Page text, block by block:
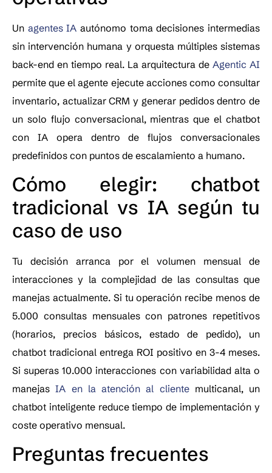
Un agentes IA autónomo toma decisiones intermedias
sin intervención humana y orquesta múltiples sistemas
back-end en tiempo real. La arquitectura de Agentic AI
permite que el agente ejecute acciones como consultar
inventario, actualizar CRM y generar pedidos dentro de
un solo flujo conversacional, mientras que el chatbot
con IA opera dentro de flujos conversacionales
predefinidos con puntos de escalamiento a humano.
Cómo elegir: chatbot
tradicional vs IA según tu
caso de uso
Tu decisión arranca por el volumen mensual de
interacciones y la complejidad de las consultas que
manejas actualmente. Si tu operación recibe menos de
5.000 consultas mensuales con patrones repetitivos
(horarios, precios básicos, estado de pedido), un
chatbot tradicional entrega ROI positivo en 3-4 meses.
Si superas 10.000 interacciones con variabilidad alta o
manejasIA en la atención al clientemulticanal, un
chatbot inteligente reduce tiempo de implementación y
coste operativo mensual.
Preguntas frecuentes